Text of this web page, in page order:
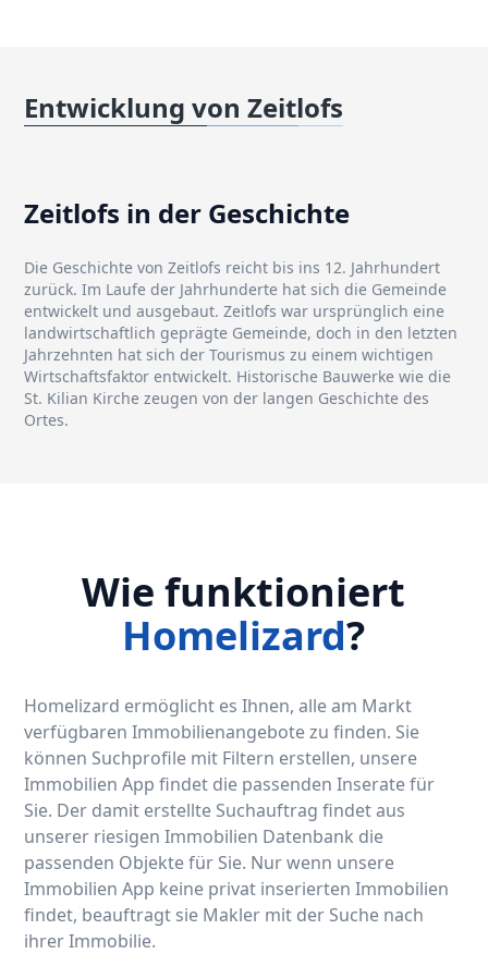
Entwicklung von Zeitlofs
Zeitlofs in der Geschichte
Die Geschichte von Zeitlofs reicht bis ins 12. Jahrhundert
zurück. Im Laufe der Jahrhunderte hat sich die Gemeinde
entwickelt und ausgebaut. Zeitlofs war ursprünglich eine
landwirtschaftlich geprägte Gemeinde, doch in den letzten
Jahrzehnten hat sich der Tourismus zu einem wichtigen
Wirtschaftsfaktor entwickelt. Historische Bauwerke wie die
St. Kilian Kirche zeugen von der langen Geschichte des
Ortes.
Wie funktioniert
Homelizard?
Homelizard ermöglicht es Ihnen, alle am Markt
verfügbaren Immobilienangebote zu finden. Sie
können Suchprofile mit Filtern erstellen, unsere
Immobilien App findet die passenden Inserate für
Sie. Der damit erstellte Suchauftrag findet aus
unserer riesigen Immobilien Datenbank die
passenden Objekte für Sie. Nur wenn unsere
Immobilien App keine privat inserierten Immobilien
findet, beauftragt sie Makler mit der Suche nach
ihrer Immobilie.